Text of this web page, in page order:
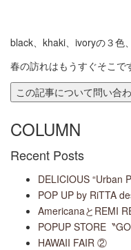
black、khaki、ivoryの３色
春の訪れはもうすぐそこで
COLUMN
Recent Posts
DELICIOUS “Urban
POP UP by RiTTA
AmericanaとREMI
POPUP STORE〝
HAWAII FAIR ②